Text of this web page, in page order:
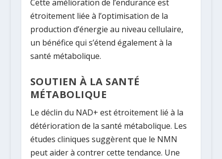
Cette amélioration de l’endurance est
étroitement liée à l’optimisation de la
production d’énergie au niveau cellulaire,
un bénéfice qui s’étend également à la
santé métabolique.
SOUTIEN À LA SANTÉ
MÉTABOLIQUE
Le déclin du NAD+ est étroitement lié à la
détérioration de la santé métabolique. Les
études cliniques suggèrent que le NMN
peut aider à contrer cette tendance. Une